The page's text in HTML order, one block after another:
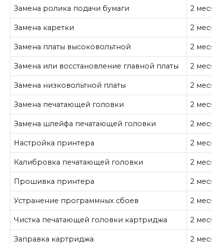
Замена ролика подачи бумаги 2
Замена каретки 2
Замена платы высоковольтной 2
Замена или восстановление главной платы 2
Замена низковольтной платы 2
Замена печатающей головки 2
Замена шлейфа печатающей головки 2
Настройка принтера 2
Калибровка печатающей головки 2
Прошивка принтера 2
Устранение программных сбоев 2
Чистка печатающей головки картриджа 2
Заправка картриджа 2